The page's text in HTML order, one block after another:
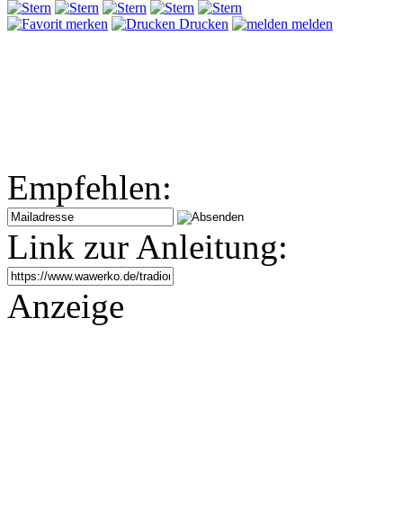
merken Drucken melden
Empfehlen:
Link zur Anleitung:
Anzeige